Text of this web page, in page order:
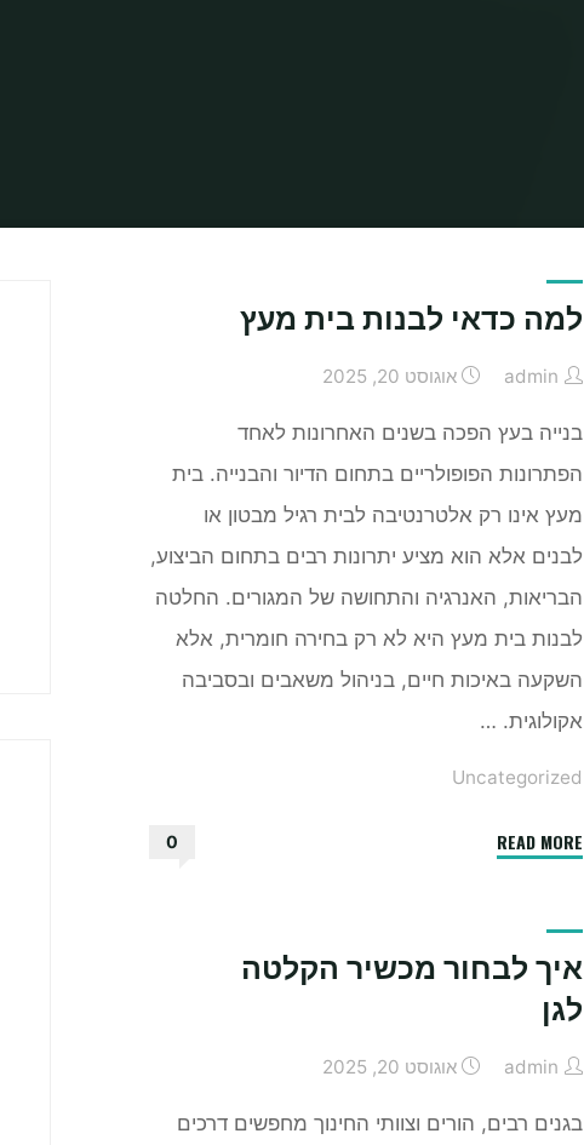
למה כדאי לבנות בית מעץ
admin אוגוסט 20, 2025
בנייה בעץ הפכה בשנים האחרונות לאחד
הפתרונות הפופולריים בתחום הדיור והבנייה. בית
מעץ אינו רק אלטרנטיבה לבית רגיל מבטון או
לבנים אלא הוא מציע יתרונות רבים בתחום הביצוע,
הבריאות, האנרגיה והתחושה של המגורים. החלטה
לבנות בית מעץ היא לא רק בחירה חומרית, אלא
השקעה באיכות חיים, בניהול משאבים ובסביבה
אקולוגית. …
Uncategorized
READ MORE
מעץ"
0
איך לבחור מכשיר הקלטה
לגן
admin אוגוסט 20, 2025
בגנים רבים, הורים וצוותי החינוך מחפשים דרכים